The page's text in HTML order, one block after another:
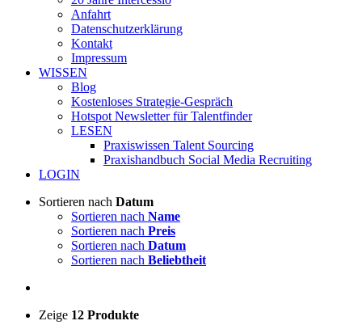
Anfahrt
Datenschutzerklärung
Kontakt
Impressum
WISSEN
Blog
Kostenloses Strategie-Gespräch
Hotspot Newsletter für Talentfinder
LESEN
Praxiswissen Talent Sourcing
Praxishandbuch Social Media Recruiting
LOGIN
Sortieren nach Datum
Sortieren nach Name
Sortieren nach Preis
Sortieren nach Datum
Sortieren nach Beliebtheit
Zeige 12 Produkte